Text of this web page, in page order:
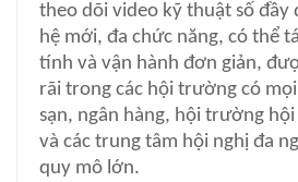
theo dõi video kỹ thuật số đầy
hệ mới, đa chức năng, có thể
tính và vận hành đơn giản,
rãi trong các hội trường có
sạn, ngân hàng, hội trường
và các trung tâm hội nghị đa
quy mô lớn.